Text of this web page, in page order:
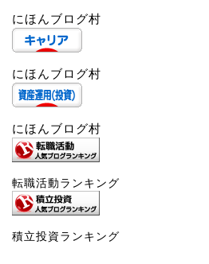
にほんブログ村
にほんブログ村
にほんブログ村
転職活動ランキング
積立投資ランキング